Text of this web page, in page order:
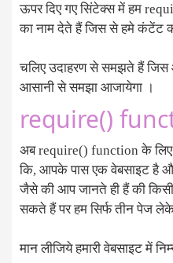
ऊपर दिए गए सिंटेक्स में हम
का नाम देते हैं जिस से हमे कंटेंट
चलिए उदाहरण से समझते हैं
आसानी से समझा आजायेगा ।
require()
अब require() function के लिए
कि, आपके पास एक वेबसाइट है
जैसे की आप जानते ही हैं की
सकते हैं पर हम सिर्फ तीन पेज
मान लीजिये हमारी वेबसाइट में